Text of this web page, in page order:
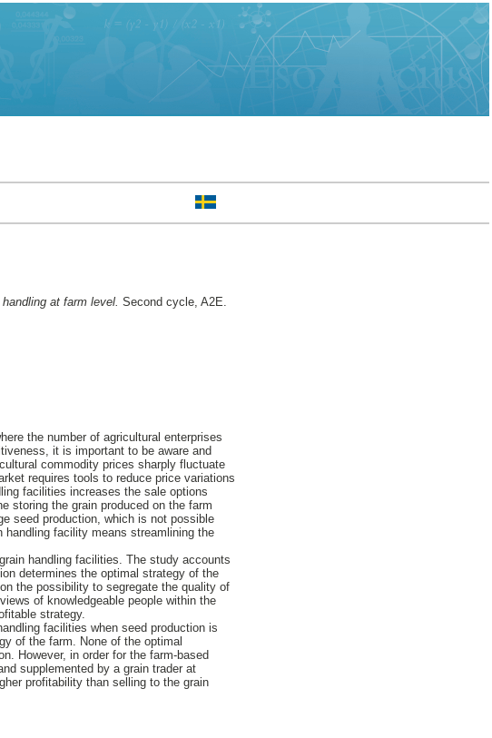
at farm level. Second cycle, A2E.
the number of agricultural enterprises
it is important to be aware and
commodity prices sharply fluctuate
requires tools to reduce price variations
facilities increases the sale options
storing the grain produced on the farm
seed production, which is not possible
handling facility means streamlining the
handling facilities. The study accounts
determines the optimal strategy of the
the possibility to segregate the quality of
of knowledgeable people within the
strategy.
facilities when seed production is
of the farm. None of the optimal
However, in order for the farm-based
supplemented by a grain trader at
profitability than selling to the grain